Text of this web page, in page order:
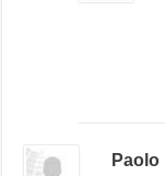
Paolo